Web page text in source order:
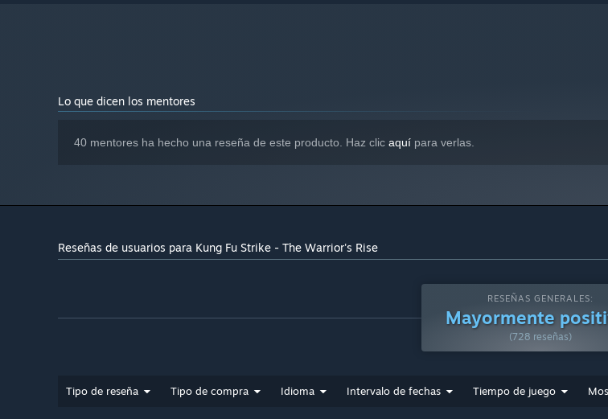
ADDITIONAL: X360 controller support
Lo que dicen los mentores
40 mentores ha hecho una reseña de este producto. Haz clic aquí para verlas.
Reseñas de usuarios para Kung Fu Strike - The Warrior's Rise
RESEÑAS GENERALES:
Mayormente
(728 reseñas)
Tipo de reseña Tipo de compra Idioma Intervalo de fechas Tiempo de juego